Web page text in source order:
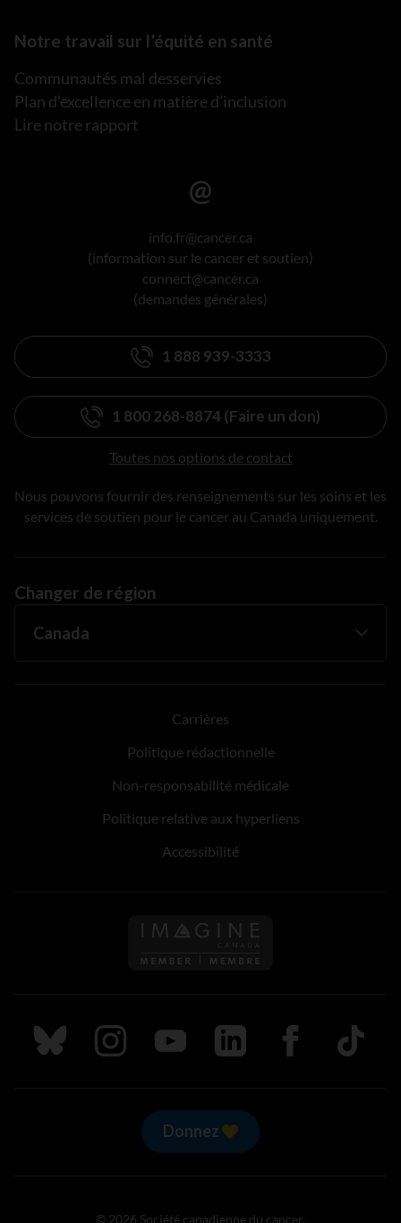
Notre travail sur l’équité en santé
Communautés mal desservies
Plan d’excellence en matière d’inclusion
Lire notre rapport
info.fr@cancer.ca
(information sur le cancer et soutien)
connect@cancer.ca
(demandes générales)
1 888 939-3333
1 800 268-8874 (Faire un don)
Toutes nos options de contact
Nous pouvons fournir des renseignements sur les soins et les
services de soutien pour le cancer au Canada uniquement.
Changer de région
Carrières
Politique rédactionnelle
Non-responsabilité médicale
Politique relative aux hyperliens
Accessibilité
Suivez nous sur Bluesky
Suivez nous sur Instagram
Suivez nous sur Youtube
Suivez nous sur LinkedIn
Suivez nous sur
TikTok
Donnez
© 2026 Société canadienne du cancer.